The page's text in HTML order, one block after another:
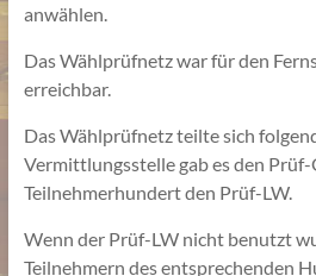
anwählen.
Das Wählprüfnetz war für den
erreichbar.
Das Wählprüfnetz teilte sich
Vermittlungsstelle gab es den
Teilnehmerhundert den Prüf-LW.
Wenn der Prüf-LW nicht benutzt
Teilnehmern des entsprechenden